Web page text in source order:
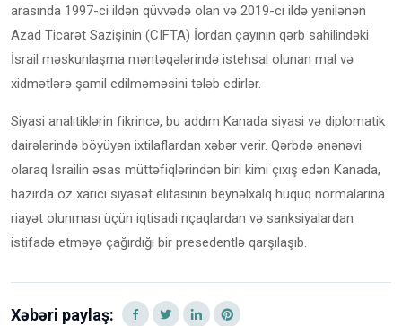
arasında 1997-ci ildən qüvvədə olan və 2019-cı ildə yenilənən
Azad Ticarət Sazişinin (CIFTA) İordan çayının qərb sahilindəki
İsrail məskunlaşma məntəqələrində istehsal olunan mal və
xidmətlərə şamil edilməməsini tələb edirlər.
Siyasi analitiklərin fikrincə, bu addım Kanada siyasi və diplomatik
dairələrində böyüyən ixtilaflardan xəbər verir. Qərbdə ənənəvi
olaraq İsrailin əsas müttəfiqlərindən biri kimi çıxış edən Kanada,
hazırda öz xarici siyasət elitasının beynəlxalq hüquq normalarına
riayət olunması üçün iqtisadi rıçaqlardan və sanksiyalardan
istifadə etməyə çağırdığı bir presedentlə qarşılaşıb.
Xəbəri paylaş: